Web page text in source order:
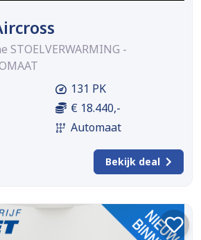
STOELVERWARMING -
131 PK
€ 18.440,-
Automaat
Bekijk deal